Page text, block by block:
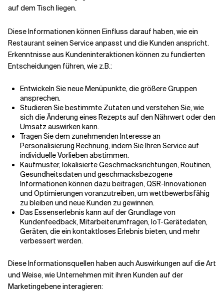
auf dem Tisch liegen.
Diese Informationen können Einfluss darauf haben, wie ein
Restaurant seinen Service anpasst und die Kunden anspricht.
Erkenntnisse aus Kundeninteraktionen können zu fundierten
Entscheidungen führen, wie z.B.:
Entwickeln Sie neue Menüpunkte, die größere Gruppen
ansprechen.
Studieren Sie bestimmte Zutaten und verstehen Sie, wie
sich die Änderung eines Rezepts auf den Nährwert oder den
Umsatz auswirken kann.
Tragen Sie dem zunehmenden Interesse an
Personalisierung Rechnung, indem Sie Ihren Service auf
individuelle Vorlieben abstimmen.
Kaufmuster, lokalisierte Geschmacksrichtungen, Routinen,
Gesundheitsdaten und geschmacksbezogene
Informationen können dazu beitragen, QSR-Innovationen
und Optimierungen voranzutreiben, um wettbewerbsfähig
zu bleiben und neue Kunden zu gewinnen.
Das Essenserlebnis kann auf der Grundlage von
Kundenfeedback, Mitarbeiterumfragen, IoT-Gerätedaten,
Geräten, die ein kontaktloses Erlebnis bieten, und mehr
verbessert werden.
Diese Informationsquellen haben auch Auswirkungen auf die Art
und Weise, wie Unternehmen mit ihren Kunden auf der
Marketingebene interagieren: